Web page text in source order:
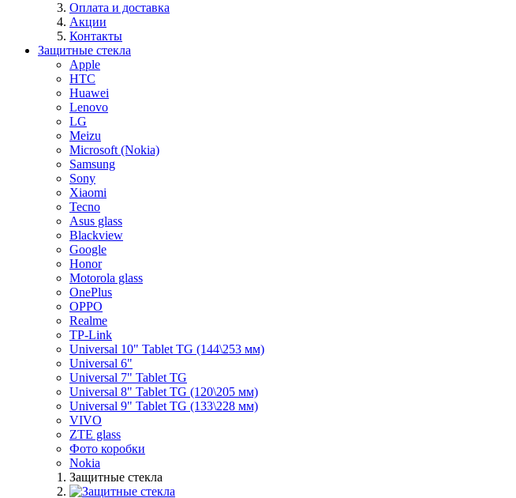
Оплата и доставка
Акции
Контакты
Защитные стекла
Apple
HTC
Huawei
Lenovo
LG
Meizu
Microsoft (Nokia)
Samsung
Sony
Xiaomi
Tecno
Asus glass
Blackview
Google
Honor
Motorola glass
OnePlus
OPPO
Realme
TP-Link
Universal 10" Tablet TG (144\253 мм)
Universal 6"
Universal 7" Tablet TG
Universal 8" Tablet TG (120\205 мм)
Universal 9" Tablet TG (133\228 мм)
VIVO
ZTE glass
Фото коробки
Nokia
Защитные стекла